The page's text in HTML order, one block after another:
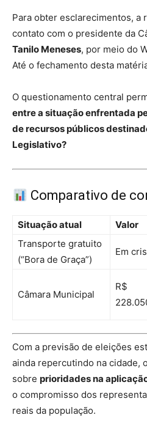
Para obter esclarecimentos, a
contato com o presidente da
Tanilo Meneses, por meio do
Até o fechamento desta
O questionamento central
entre a situação enfrentada
de recursos públicos
Legislativo?
Comparativo de
Situação atual Valor
Transporte gratuito
(“Bora de Graça”)
Em
Câmara Municipal
R$
Com a previsão de eleições
ainda repercutindo na cidade,
sobre prioridades na
o compromisso dos
reais da população.